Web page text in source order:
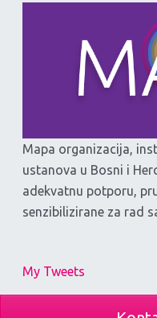
Mapa organizacija,
ustanova u Bosni i
adekvatnu potporu,
senzibilizirane za rad
My Tweets